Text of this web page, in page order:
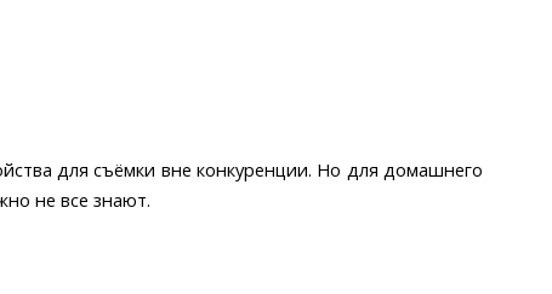
для съёмки вне конкуренции. Но для домашнего
не все знают.